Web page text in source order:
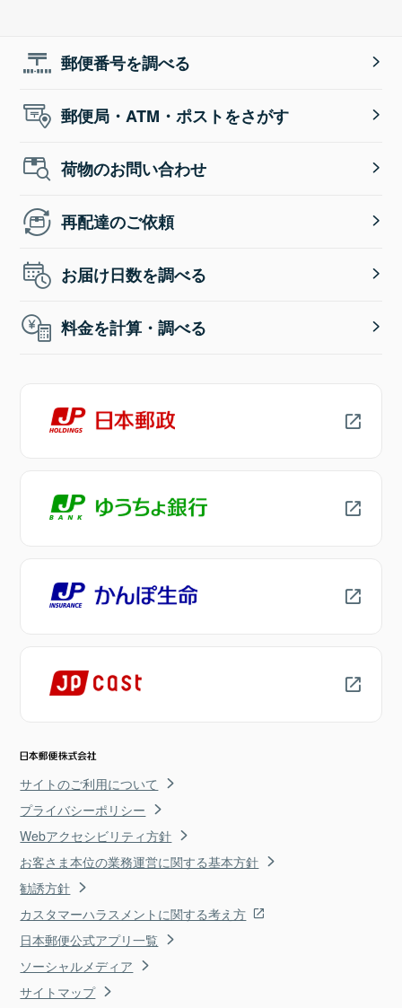
郵便番号を調べる
郵便局・ATM・ポストをさがす
荷物のお問い合わせ
再配達のご依頼
お届け日数を調べる
料金を計算・調べる
サイトのご利用について
プライバシーポリシー
Webアクセシビリティ方針
お客さま本位の業務運営に関する基本方針
勧誘方針
カスタマーハラスメントに関する考え方
日本郵便公式アプリ一覧
ソーシャルメディア
サイトマップ